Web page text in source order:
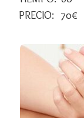
PRECIO: 70€